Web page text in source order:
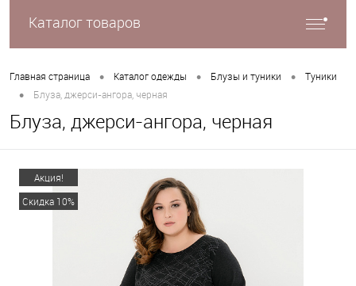
Каталог товаров
Главная страница • Каталог одежды • Блузы и туники • Туники
• Блуза, джерси-ангора, черная
Блуза, джерси-ангора, черная
Акция!
Скидка 10%